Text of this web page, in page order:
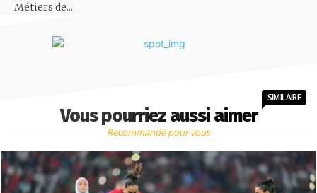
Métiers de...
Vous pourriez aussi aimer
SIMILAIRE
Recommandé pour vous